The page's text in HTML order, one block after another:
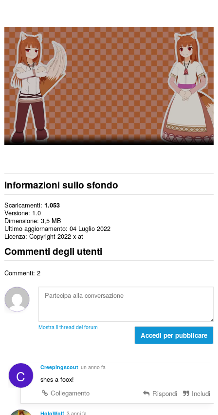
Informazioni sullo sfondo
Scaricamenti 1.053
Versione 1.0
Dimensione 3,5 MB
Ultimo aggiornamento 04 Luglio 2022
Licenza Copyright 2022 x-at
Commenti degli utenti
Commenti: 2
Mostra il thread dei forum
Accedi per pubblicare
C Creepingscout un anno fa
shes a foox!
Collegamento
Rispondi Includi
HoloWolf 3 anni fa